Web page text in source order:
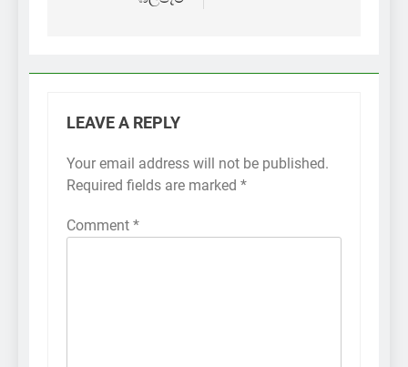
LEAVE A REPLY
Your email address will not be published.
Required fields are marked *
Comment *